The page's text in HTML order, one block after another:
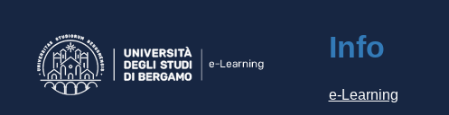
Info
e-Learning